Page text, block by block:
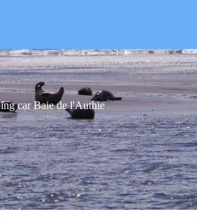
cookies
car Baie de l'Authie